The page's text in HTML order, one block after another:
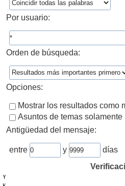
Por usuario:
Orden de búsqueda:
Opciones:
Mostrar los resultados como
Asuntos de temas solamente
Antigüedad del mensaje:
entre y
días